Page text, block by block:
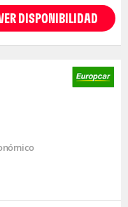
DISPONIBILIDAD